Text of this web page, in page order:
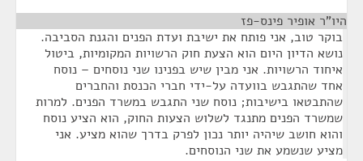
היו"ר אופיר פינס-פז
בוקר טוב, אני פותח את ישיבת ועדת הפנים והגנת הסביבה.
נושא הדיון היום הוא הצעת חוק הרשויות המקומיות, ביטול
איחוד הרשויות. אני מבין שיש בפנינו שני נוסחים – נוסח
אחד שהתגבש בוועדה על-ידי חברי הכנסת והחברים
שהתבטאו בישיבות; נוסח שני התגבש במשרד הפנים. למרות
שמשרד הפנים מתנגד לשלוש הצעות החוק, הוא הציע נוסח
והוא חושב שיהיה יותר נכון לפרק בדרך שהוא מציע. אני
מציע שנשמע את שני הנוסחים.